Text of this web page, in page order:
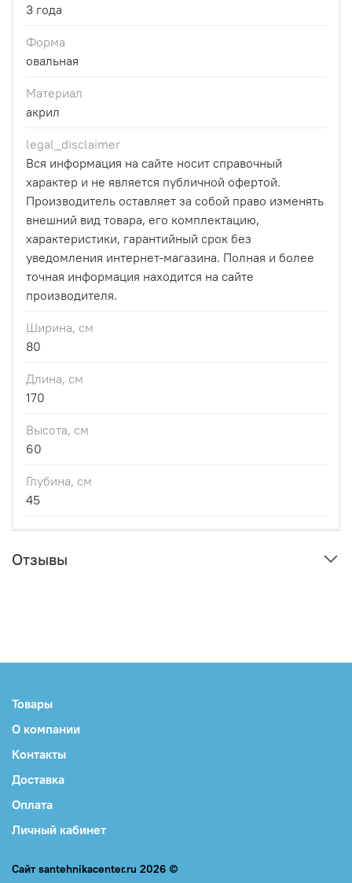
3 года
Форма
овальная
Материал
акрил
legal_disclaimer
Вся информация на сайте носит справочный
характер и не является публичной офертой.
Производитель оставляет за собой право изменять
внешний вид товара, его комплектацию,
характеристики, гарантийный срок без
уведомления интернет-магазина. Полная и более
точная информация находится на сайте
производителя.
Ширина, см
80
Длина, см
170
Высота, см
60
Глубина, см
45
Отзывы
Товары
О компании
Контакты
Доставка
Оплата
Личный кабинет
Сайт santehnikacenter.ru 2026 ©